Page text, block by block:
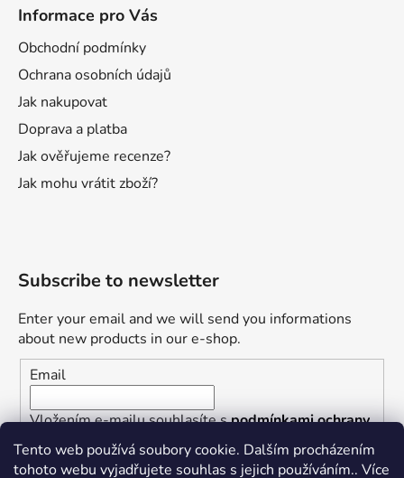
Tento web používá soubory cookie. Dalším procházením
tohoto webu vyjadřujete souhlas s jejich používáním.. Více
Informace pro Vás
Obchodní podmínky
Ochrana osobních údajů
Jak nakupovat
Doprava a platba
Jak ověřujeme recenze?
Jak mohu vrátit zboží?
Subscribe to newsletter
Enter your email and we will send you informations
about new products in our e-shop.
Email
Vložením e-mailu souhlasíte spodmínkami ochrany
osobních údajů